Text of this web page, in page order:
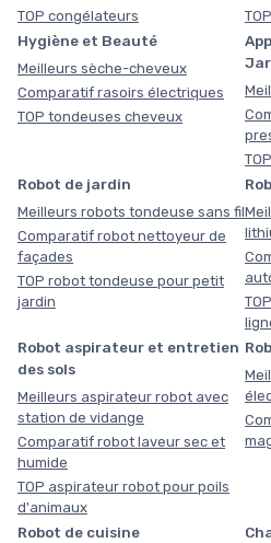
TOP congélateurs
Hygiène et Beauté
Meilleurs sèche-cheveux
Comparatif rasoirs électriques
TOP tondeuses cheveux
Robot de jardin
Meilleurs robots tondeuse sans fil
Comparatif robot nettoyeur de
façades
TOP robot tondeuse pour petit
jardin
Robot aspirateur et entretien
des sols
Meilleurs aspirateur robot avec
station de vidange
Comparatif robot laveur sec et
humide
TOP aspirateur robot pour poils
d'animaux
Robot de cuisine